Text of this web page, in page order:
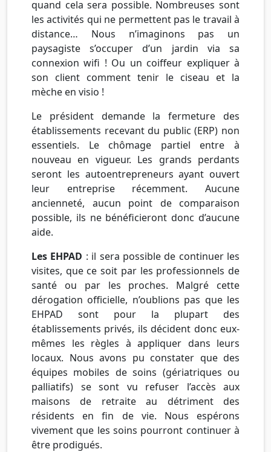
quand cela sera possible. Nombreuses sont
les activités qui ne permettent pas le travail à
distance… Nous n’imaginons pas un
paysagiste s’occuper d’un jardin via sa
connexion wifi ! Ou un coiffeur expliquer à
son client comment tenir le ciseau et la
mèche en visio !
Le président demande la fermeture des
établissements recevant du public (ERP) non
essentiels. Le chômage partiel entre à
nouveau en vigueur. Les grands perdants
seront les autoentrepreneurs ayant ouvert
leur entreprise récemment. Aucune
ancienneté, aucun point de comparaison
possible, ils ne bénéficieront donc d’aucune
aide.
Les EHPAD : il sera possible de continuer les
visites, que ce soit par les professionnels de
santé ou par les proches. Malgré cette
dérogation officielle, n’oublions pas que les
EHPAD sont pour la plupart des
établissements privés, ils décident donc eux-
mêmes les règles à appliquer dans leurs
locaux. Nous avons pu constater que des
équipes mobiles de soins (gériatriques ou
palliatifs) se sont vu refuser l’accès aux
maisons de retraite au détriment des
résidents en fin de vie. Nous espérons
vivement que les soins pourront continuer à
être prodigués.